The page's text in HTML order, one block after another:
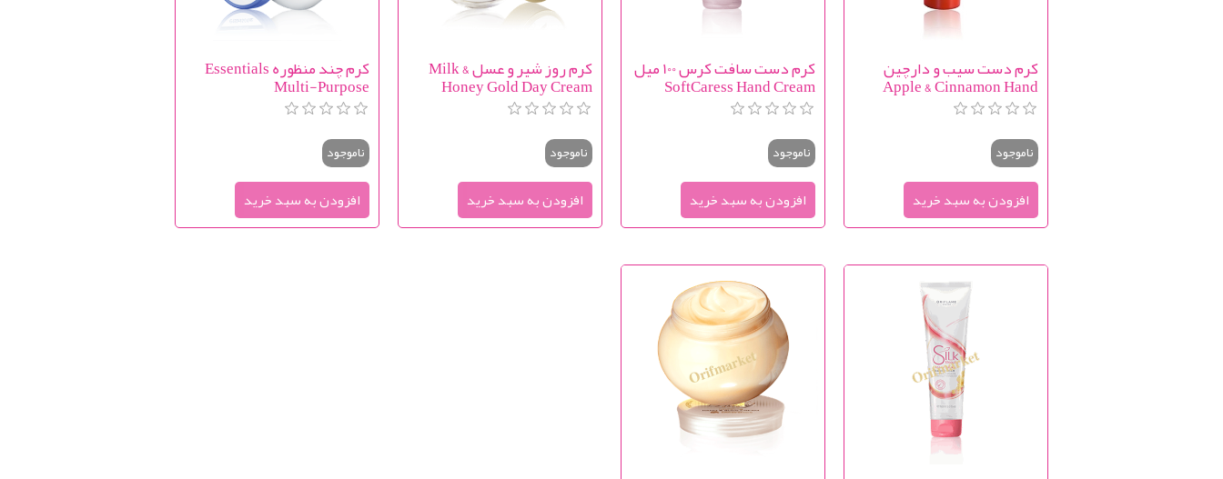
کرم دست سیب و دارچین
Apple & Cinnamon Hand
Cream
ناموجود
کرم دست سافت کرس 100 میل
SoftCaress Hand Cream
ناموجود
کرم روز شیر و عسل Milk &
Honey Gold Day Cream
ناموجود
کرم چند منظوره Essentials
Multi-Purpose
ناموجود